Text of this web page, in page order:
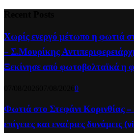
Χωρίς ενεργό μέτωπο η φωτιά
– Σ.Μουρίκης
Ξεκίνησε από φωτοβολταϊκά
0
Φωτιά στο Στεφάνι Κορινθίας
επίγειες και εναέριες